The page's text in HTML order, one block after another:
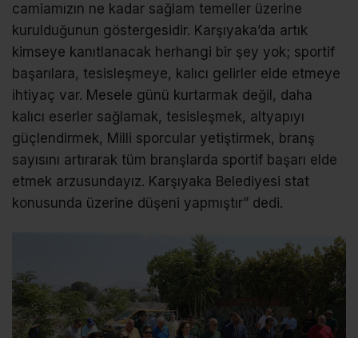
camiamızın ne kadar sağlam temeller üzerine
kurulduğunun göstergesidir. Karşıyaka’da artık
kimseye kanıtlanacak herhangi bir şey yok; sportif
başarılara, tesisleşmeye, kalıcı gelirler elde etmeye
ihtiyaç var. Mesele günü kurtarmak değil, daha
kalıcı eserler sağlamak, tesisleşmek, altyapıyı
güçlendirmek, Milli sporcular yetiştirmek, branş
sayısını artırarak tüm branşlarda sportif başarı elde
etmek arzusundayız. Karşıyaka Belediyesi stat
konusunda üzerine düşeni yapmıştır” dedi.